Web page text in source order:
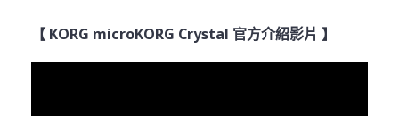
【 KORG microKORG Crystal 官方介紹影片 】